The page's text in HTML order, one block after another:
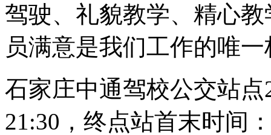
驾驶、礼貌教学、精心
员满意是我们工作的唯
石家庄中通驾校公交站
21:30，终点站首末时间